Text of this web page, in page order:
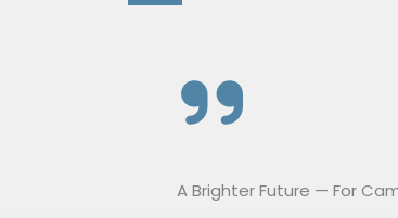
A Brighter Future — For